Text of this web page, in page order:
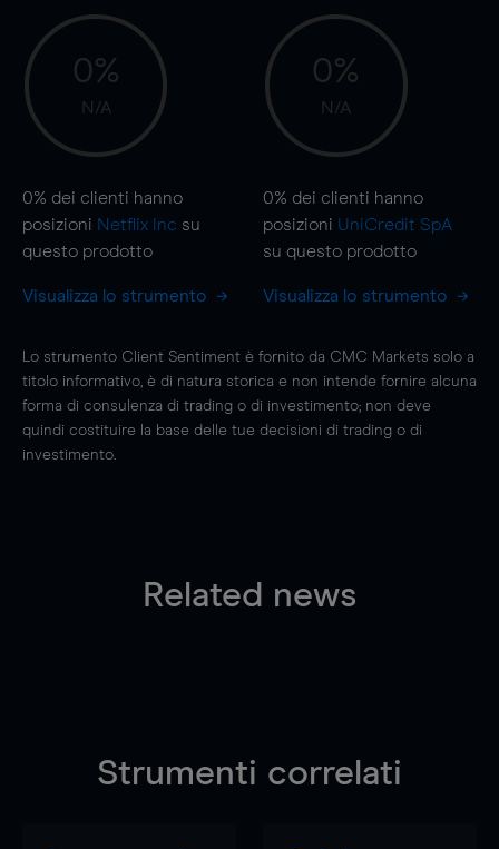
0%
N/A
0% dei clienti hanno
posizioni Netflix Inc su
questo prodotto
Visualizza lo strumento
0%
N/A
0% dei clienti hanno
posizioni UniCredit SpA
su questo prodotto
Visualizza lo strumento
Lo strumento Client Sentiment è fornito da CMC Markets solo a
titolo informativo, è di natura storica e non intende fornire alcuna
forma di consulenza di trading o di investimento; non deve
quindi costituire la base delle tue decisioni di trading o di
investimento.
Related news
Strumenti correlati